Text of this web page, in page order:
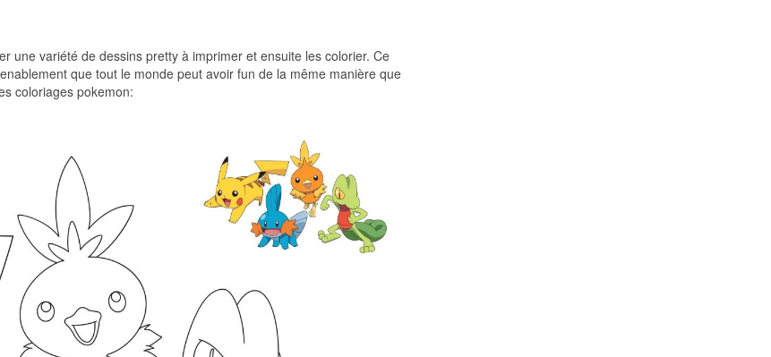
une variété de dessins pretty à imprimer et ensuite les colorier. Ce
que tout le monde peut avoir fun de la même manière que
coloriages pokemon: